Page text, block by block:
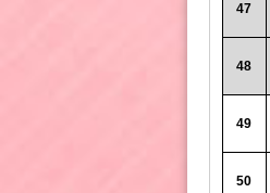
47
48
49
50